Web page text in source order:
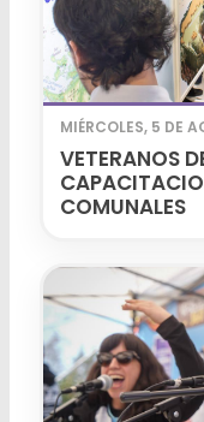
MIÉRCOLES, 5 DE
VETERANOS
COMUNALES